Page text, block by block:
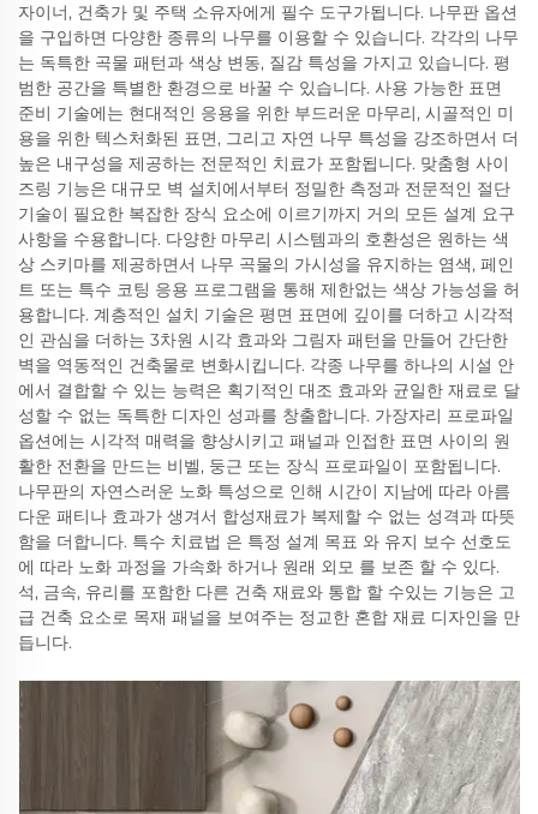
자이너, 건축가 및 주택 소유자에게 필수 도구가됩니다. 나무판 옵션
을 구입하면 다양한 종류의 나무를 이용할 수 있습니다. 각각의 나무
는 독특한 곡물 패턴과 색상 변동, 질감 특성을 가지고 있습니다. 평
범한 공간을 특별한 환경으로 바꿀 수 있습니다. 사용 가능한 표면
준비 기술에는 현대적인 응용을 위한 부드러운 마무리, 시골적인 미
용을 위한 텍스처화된 표면, 그리고 자연 나무 특성을 강조하면서 더
높은 내구성을 제공하는 전문적인 치료가 포함됩니다. 맞춤형 사이
즈링 기능은 대규모 벽 설치에서부터 정밀한 측정과 전문적인 절단
기술이 필요한 복잡한 장식 요소에 이르기까지 거의 모든 설계 요구
사항을 수용합니다. 다양한 마무리 시스템과의 호환성은 원하는 색
상 스키마를 제공하면서 나무 곡물의 가시성을 유지하는 염색, 페인
트 또는 특수 코팅 응용 프로그램을 통해 제한없는 색상 가능성을 허
용합니다. 계층적인 설치 기술은 평면 표면에 깊이를 더하고 시각적
인 관심을 더하는 3차원 시각 효과와 그림자 패턴을 만들어 간단한
벽을 역동적인 건축물로 변화시킵니다. 각종 나무를 하나의 시설 안
에서 결합할 수 있는 능력은 획기적인 대조 효과와 균일한 재료로 달
성할 수 없는 독특한 디자인 성과를 창출합니다. 가장자리 프로파일
옵션에는 시각적 매력을 향상시키고 패널과 인접한 표면 사이의 원
활한 전환을 만드는 비벨, 둥근 또는 장식 프로파일이 포함됩니다.
나무판의 자연스러운 노화 특성으로 인해 시간이 지남에 따라 아름
다운 패티나 효과가 생겨서 합성재료가 복제할 수 없는 성격과 따뜻
함을 더합니다. 특수 치료법 은 특정 설계 목표 와 유지 보수 선호도
에 따라 노화 과정을 가속화 하거나 원래 외모 를 보존 할 수 있다.
석, 금속, 유리를 포함한 다른 건축 재료와 통합 할 수있는 기능은 고
급 건축 요소로 목재 패널을 보여주는 정교한 혼합 재료 디자인을 만
듭니다.